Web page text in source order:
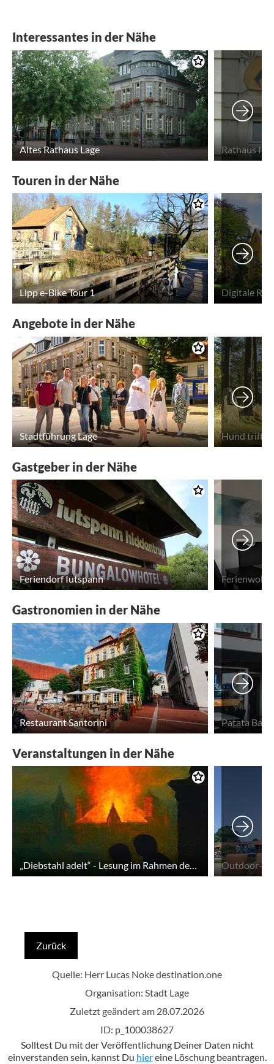
Interessantes in der Nähe
Altes Rathaus Lage Rathaus II
Touren in der Nähe
Lipp e-Bike Tour 1 Digitale
Angebote in der Nähe
Stadtführung Lage
Gastgeber in der Nähe
Feriendorf Iutspann
Gastronomien in der Nähe
Restaurant Santorini Patata Bar
Veranstaltungen in der Nähe
„Diebstahl adelt“ - Lesung im Rahmen des Sommerleseclubs
Zurück
Quelle: Herr Lucas Nokedestination.one
Organisation: Stadt Lage
Zuletzt geändert am 28.07.2026
ID: p_100038627
Solltest Du mit der Veröffentlichung Deiner Daten nicht
einverstanden sein, kannst Du hiereine Löschung beantragen.